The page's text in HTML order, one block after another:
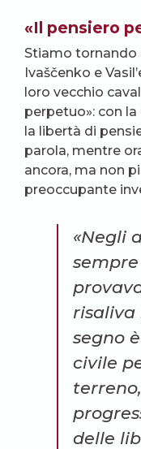
«Il pensiero
Stiamo tornando
Ivaščenko e
loro vecchio
perpetuo»: con la
la libertà di
parola, mentre
ancora, ma non
preoccupante
«Negli
risaliva
segno
civile
delle